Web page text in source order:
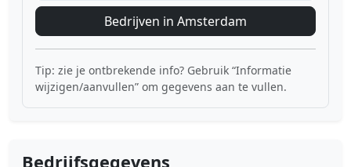
Bedrijven in Amsterdam
Tip: zie je ontbrekende info? Gebruik “Informatie
wijzigen/aanvullen” om gegevens aan te vullen.
Bedrijfsgegevens